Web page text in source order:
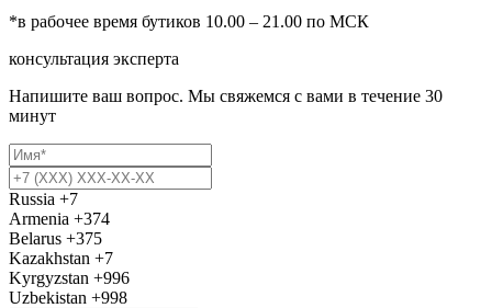
*в рабочее время бутиков 10.00 – 21.00 по МСК
консультация эксперта
Напишите ваш вопрос. Мы свяжемся с вами в течение 30
минут
Russia +7
Armenia +374
Belarus +375
Kazakhstan +7
Kyrgyzstan +996
Uzbekistan +998